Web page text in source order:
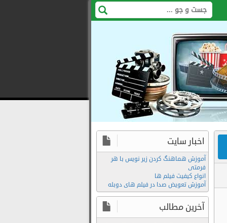
تماشای
آنلاین
سریال
اخبار سایت
آموزش هماهنگ کردن زیر نویس با هر
فرمتی
انواع کیفیت فیلم ها
آموزش تعویض صدا در فیلم های دوبله
آخرین مطالب